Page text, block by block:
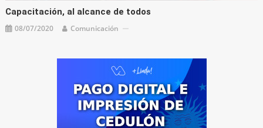
Capacitación, al alcance de todos
08/07/2020 Comunicación